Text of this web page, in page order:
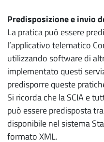
Predisposizione e invio
La pratica può essere
l’applicativo telematico
utilizzando software di
implementato questi
predisporre queste
Si ricorda che la SCIA e
può essere predisposta
disponibile nel sistema
formato XML.